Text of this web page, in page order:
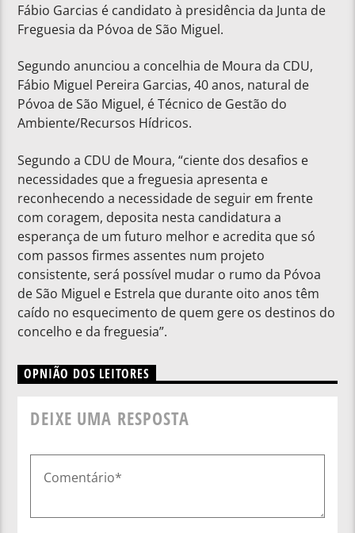
Fábio Garcias é candidato à presidência da Junta de
Freguesia da Póvoa de São Miguel.
Segundo anunciou a concelhia de Moura da CDU,
Fábio Miguel Pereira Garcias, 40 anos, natural de
Póvoa de São Miguel, é Técnico de Gestão do
Ambiente/Recursos Hídricos.
Segundo a CDU de Moura, “ciente dos desafios e
necessidades que a freguesia apresenta e
reconhecendo a necessidade de seguir em frente
com coragem, deposita nesta candidatura a
esperança de um futuro melhor e acredita que só
com passos firmes assentes num projeto
consistente, será possível mudar o rumo da Póvoa
de São Miguel e Estrela que durante oito anos têm
caído no esquecimento de quem gere os destinos do
concelho e da freguesia”.
OPNIÃO DOS LEITORES
DEIXE UMA RESPOSTA